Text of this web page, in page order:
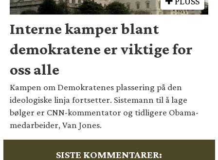
Interne kamper blant
demokratene er viktige for
oss alle
Kampen om Demokratenes plassering på den
ideologiske linja fortsetter. Sistemann til å lage
bølger er CNN-kommentator og tidligere Obama-
medarbeider, Van Jones.
SISTE KOMMENTARER: